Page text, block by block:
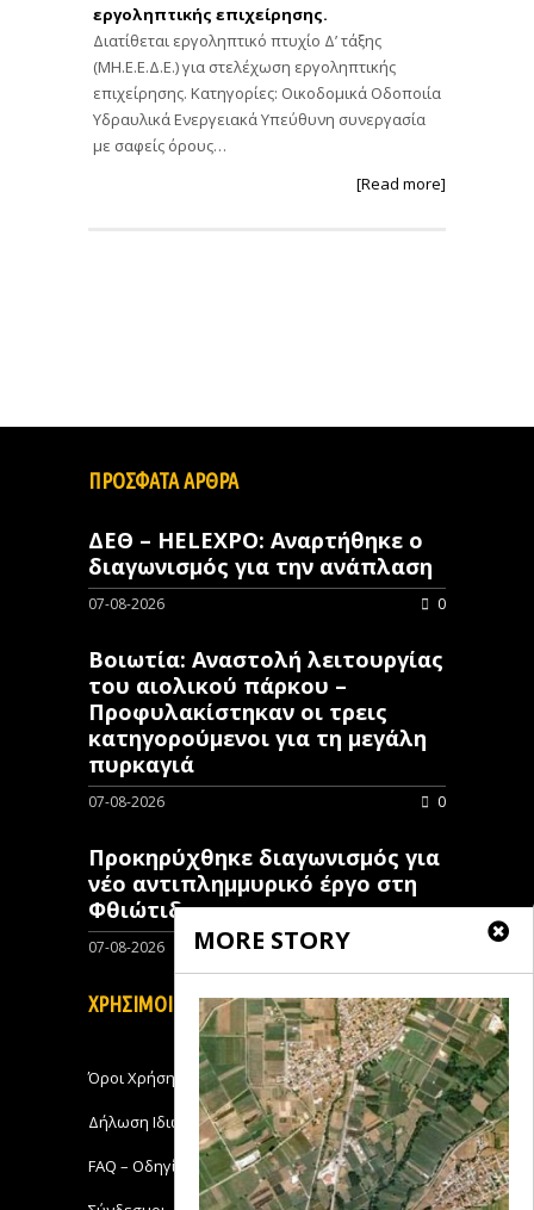
εργοληπτικής επιχείρησης.
Διατίθεται εργοληπτικό πτυχίο Δ’ τάξης
(ΜΗ.Ε.Ε.Δ.Ε.) για στελέχωση εργοληπτικής
επιχείρησης. Κατηγορίες: Οικοδομικά Οδοποιία
Υδραυλικά Ενεργειακά Υπεύθυνη συνεργασία
με σαφείς όρους…
[Read more]
MORE STORY
ΠΡΟΣΦΑΤΑ ΑΡΘΡΑ
ΔΕΘ – HELEXPO: Αναρτήθηκε ο
διαγωνισμός για την ανάπλαση
07-08-2026 0
Βοιωτία: Αναστολή λειτουργίας
του αιολικού πάρκου –
Προφυλακίστηκαν οι τρεις
κατηγορούμενοι για τη μεγάλη
πυρκαγιά
07-08-2026 0
Προκηρύχθηκε διαγωνισμός για
νέo αντιπλημμυρικό έργο στη
Φθιώτιδα
07-08-2026
ΧΡΗΣΙΜΟΙ ΣΥΝΔΕΣΜΟΙ
Όροι Χρήσης
Δήλωση Ιδιωτικότητας
FAQ – Οδηγίες Χρήσης